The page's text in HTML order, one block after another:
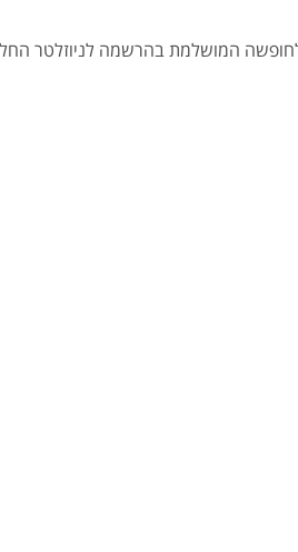
המושלמת בהרשמה לניוזלטר